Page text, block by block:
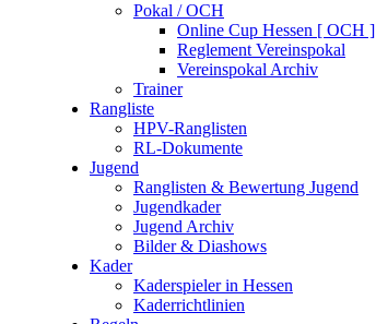
Pokal / OCH
Online Cup Hessen [ OCH ]
Reglement Vereinspokal
Vereinspokal Archiv
Trainer
Rangliste
HPV-Ranglisten
RL-Dokumente
Jugend
Ranglisten & Bewertung Jugend
Jugendkader
Jugend Archiv
Bilder & Diashows
Kader
Kaderspieler in Hessen
Kaderrichtlinien